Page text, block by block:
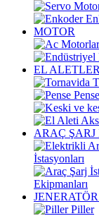
MOTOR
EL
Pense
ARAÇ
İstasyonları
Ekipmanları
Piller